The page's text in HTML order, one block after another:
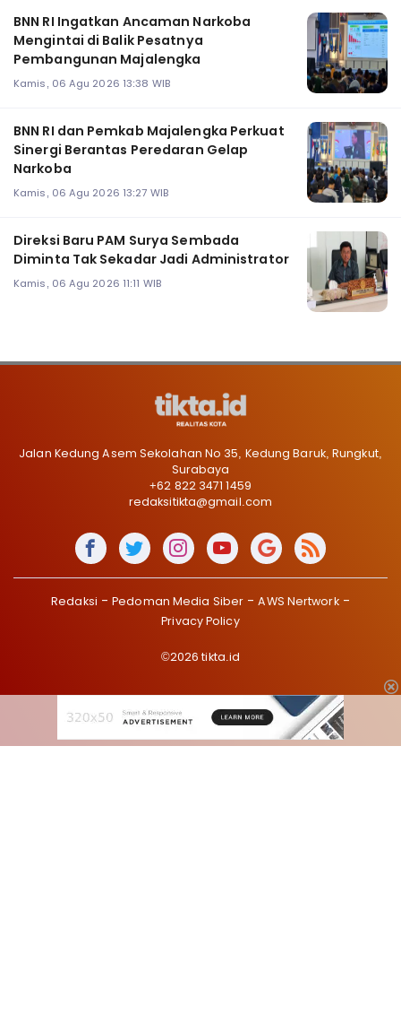
BNN RI Ingatkan Ancaman Narkoba
Mengintai di Balik Pesatnya
Pembangunan Majalengka
Kamis, 06 Agu 2026 13:38 WIB
BNN RI dan Pemkab Majalengka Perkuat
Sinergi Berantas Peredaran Gelap
Narkoba
Kamis, 06 Agu 2026 13:27 WIB
Direksi Baru PAM Surya Sembada
Diminta Tak Sekadar Jadi Administrator
Kamis, 06 Agu 2026 11:11 WIB
Jalan Kedung Asem Sekolahan No 35, Kedung Baruk, Rungkut,
Surabaya
+62 822 3471 1459
redaksitikta@gmail.com
Redaksi Pedoman Media Siber
AWS Nertwork
Privacy Policy
©2026 tikta.id